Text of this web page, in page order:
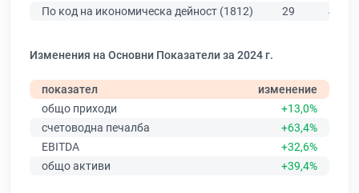
По код на икономическа дейност (1812)
29 430
Изменения на Основни Показатели за 2024 г.
показател
изменение
общо приходи
+13,0%
счетоводна печалба
+63,4%
EBITDA
+32,6%
общо активи
+39,4%